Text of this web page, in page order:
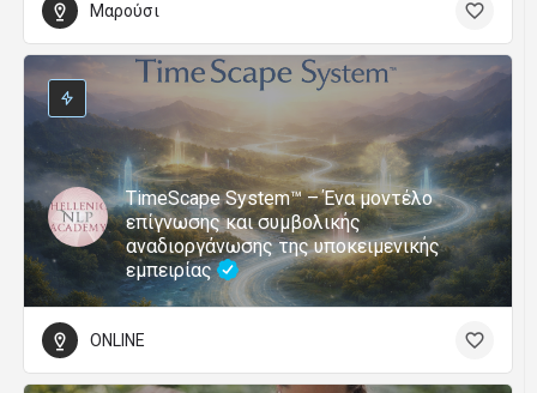
Μαρούσι
TimeScape System™ – Ένα μοντέλο
επίγνωσης και συμβολικής
αναδιοργάνωσης της υποκειμενικής
εμπειρίας
ONLINE